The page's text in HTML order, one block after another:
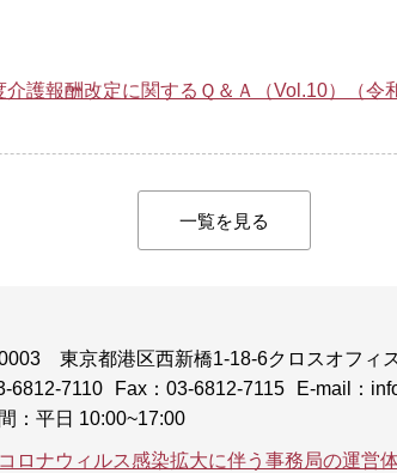
護報酬改定に関するＱ＆Ａ（Vol.10）（令
一覧を見る
東京都港区西新橋1-18-6クロスオフィ
6812-7110
Fax：03-6812-7115
E-mail：
：平日 10:00~17:00
コロナウィルス感染拡大に伴う事務局の運営